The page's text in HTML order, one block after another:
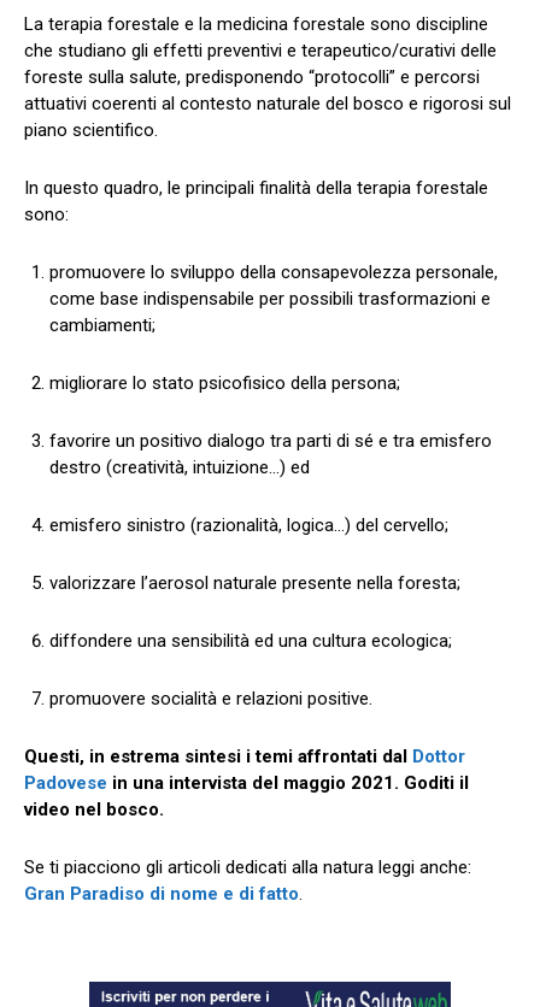
La terapia forestale e la medicina forestale sono discipline
che studiano gli effetti preventivi e terapeutico/curativi delle
foreste sulla salute, predisponendo “protocolli” e percorsi
attuativi coerenti al contesto naturale del bosco e rigorosi sul
piano scientifico.
In questo quadro, le principali finalità della terapia forestale
sono:
promuovere lo sviluppo della consapevolezza personale,
come base indispensabile per possibili trasformazioni e
cambiamenti;
migliorare lo stato psicofisico della persona;
favorire un positivo dialogo tra parti di sé e tra emisfero
destro (creatività, intuizione…) ed
emisfero sinistro (razionalità, logica…) del cervello;
valorizzare l’aerosol naturale presente nella foresta;
diffondere una sensibilità ed una cultura ecologica;
promuovere socialità e relazioni positive.
Questi, in estrema sintesi i temi affrontati dal
Dottor
Padovese in una intervista del maggio 2021. Goditi il
video nel bosco.
Se ti piacciono gli articoli dedicati alla natura leggi anche:
Gran Paradiso di nome e di fatto.